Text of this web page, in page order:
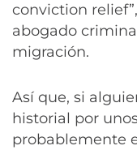
conviction
abogado
migración.
Así que, si
historial por
probablemente